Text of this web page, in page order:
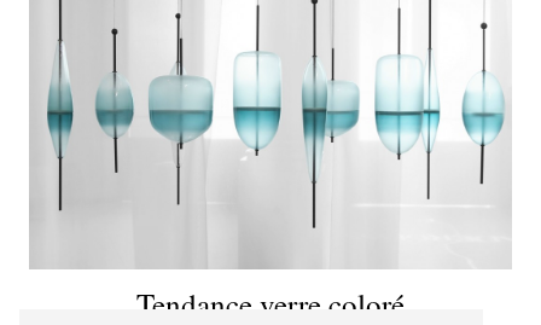
Tendance verre coloré